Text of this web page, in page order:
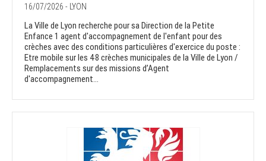
16/07/2026 - LYON
La Ville de Lyon recherche pour sa Direction de la Petite
Enfance 1 agent d'accompagnement de l'enfant pour des
crèches avec des conditions particulières d'exercice du poste :
Etre mobile sur les 48 crèches municipales de la Ville de Lyon /
Remplacements sur des missions d’Agent
d'accompagnement...